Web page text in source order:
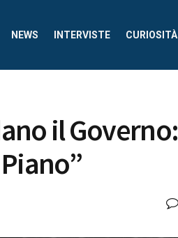
NEWS INTERVISTE CURIOSITÀ
il Governo: